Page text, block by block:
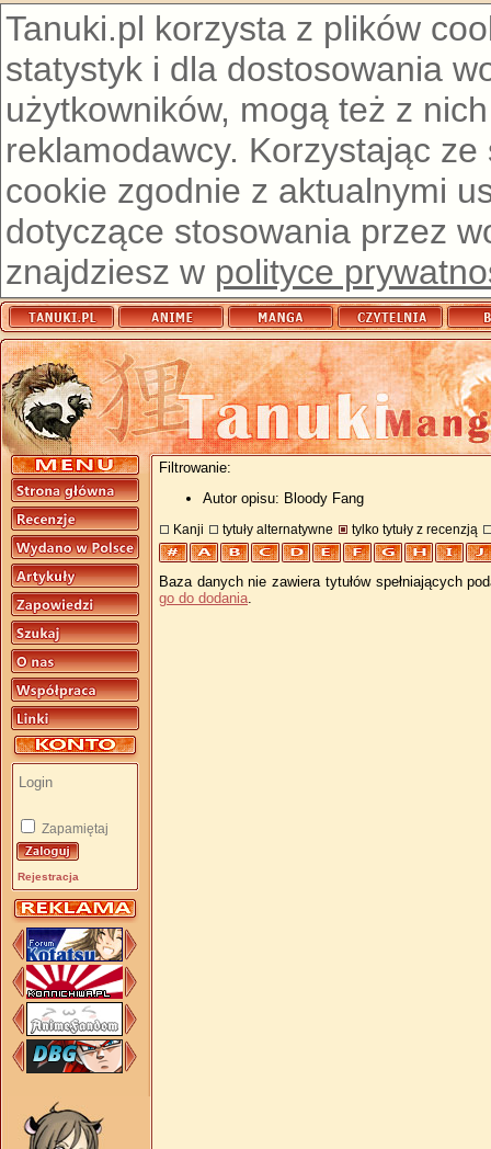
Tanuki.pl korzysta z plików
statystyk i dla dostosowania
użytkowników, mogą też z
reklamodawcy. Korzystając
cookie zgodnie z aktualnymi
dotyczące stosowania przez
znajdziesz w polityce
Zapamiętaj
Rejestracja
Filtrowanie:
Autor opisu: Bloody Fang
Kanji tytuły alternatywne tylko tytuły z recenzją
Baza danych nie zawiera tytułów spełniających
go do dodania.